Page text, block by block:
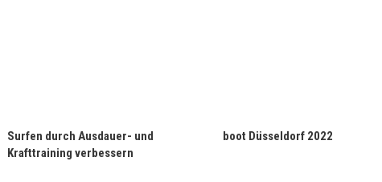
Surfen durch Ausdauer- und
Krafttraining verbessern
boot Düsseldorf 2022